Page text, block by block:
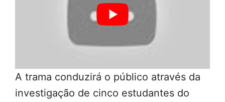
A trama conduzirá o público através da
investigação de cinco estudantes do